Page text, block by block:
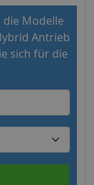
Modelle
Antrieb
sich für die